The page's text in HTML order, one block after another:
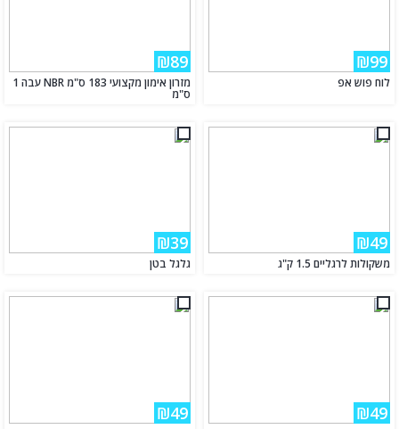
₪99
לוח פוש אפ
₪89
מזרון אימון מקצועי 183 ס"מ NBR עבה 1
ס"מ
₪49
משקולות לרגליים 1.5 ק"ג
₪39
גלגל בטן
₪49
₪49